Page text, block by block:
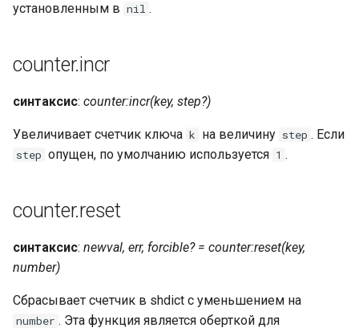
execute
fips-check
установленным в nil .
counter.incr
синтаксис: counter:incr(key, step?)
Увеличивает счетчик ключа k на величину step . Если
step опущен, по умолчанию используется 1 .
counter.reset
синтаксис: newval, err, forcible? = counter:reset(key,
number)
Сбрасывает счетчик в shdict с уменьшением на
number . Эта функция является оберткой для